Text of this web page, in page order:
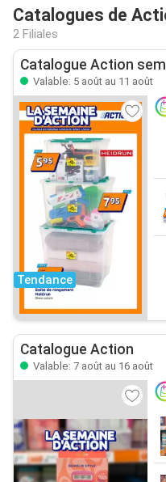
Catalogues de
2 Filiales
Catalogue Action
Valable: 5 août au 11 août
Tendance
Catalogue Action
Valable: 7 août au 16 août